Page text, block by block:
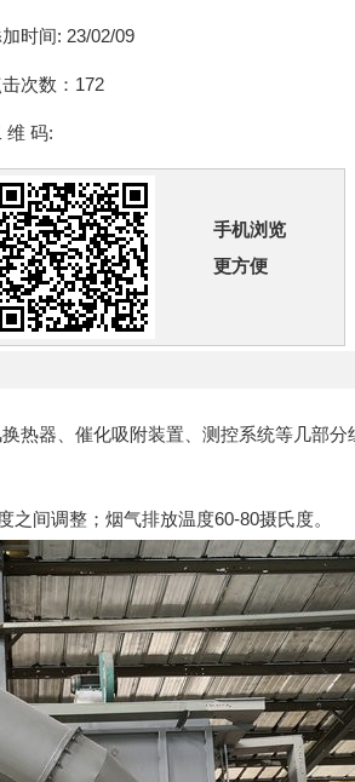
时间: 23/02/09
次数： 172
维 码:
手机浏览
更方便
热器、催化吸附装置、测控系统等几部
间调整；烟气排放温度60-80摄氏度。